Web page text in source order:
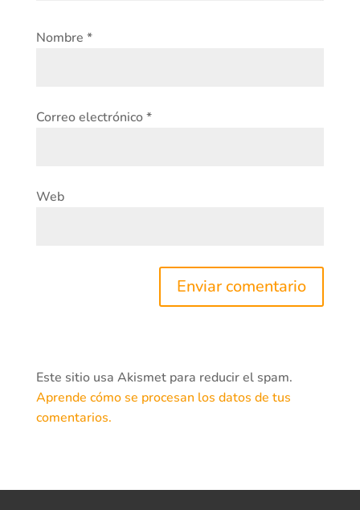
Nombre *
Correo electrónico*
Web
Este sitio usa Akismet para reducir el spam.
Aprende cómo se procesan los datos de tus
comentarios.